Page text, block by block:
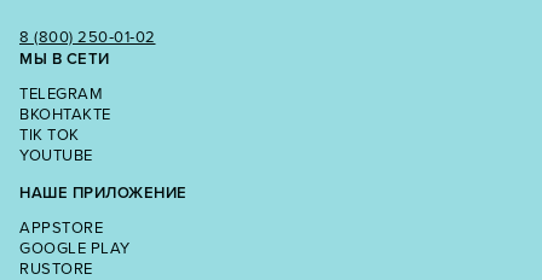
8 (800) 250‑01‑02
МЫ В СЕТИ
TELEGRAM
ВКОНТАКТЕ
TIK TOK
YOUTUBE
НАШЕ ПРИЛОЖЕНИЕ
APPSTORE
GOOGLE PLAY
RUSTORE